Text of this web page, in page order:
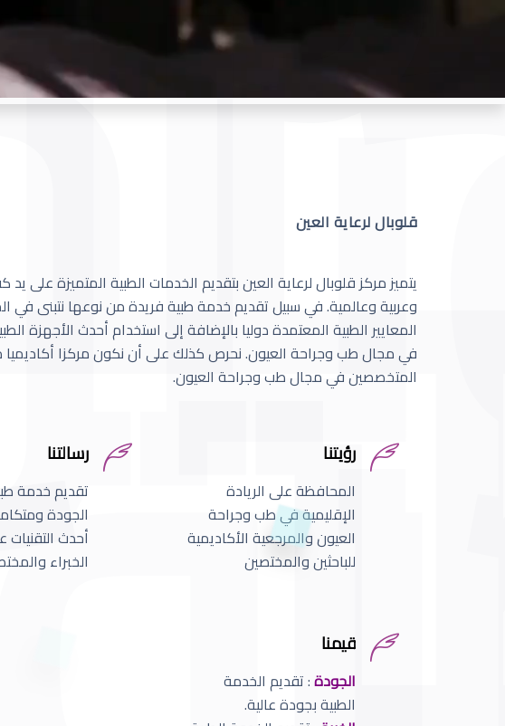
قلوبال لرعاية العين
يتميز مركز قلوبال لرعاية العين بتقديم الخدمات الطبية المتميزة على
وعربية وعالمية. في سبيل تقديم خدمة طبية فريدة من نوعها نتبنى في
المعايير الطبية المعتمدة دوليا بالإضافة إلى استخدام أحدث الأجهزة
في مجال طب وجراحة العيون. نحرص كذلك على أن نكون مركزا
المتخصصين في مجال طب وجراحة العيون.
رؤيتنا
المحافظة على الريادة
الإقليمية في طب وجراحة
العيون والمرجعية الأكاديمية
للباحثين والمختصين
رسالتنا
تقديم خدمة
الجودة
أحدث
الخبراء
قيمنا
الجودة: تقديم الخدمة
الطبية بجودة عالية.